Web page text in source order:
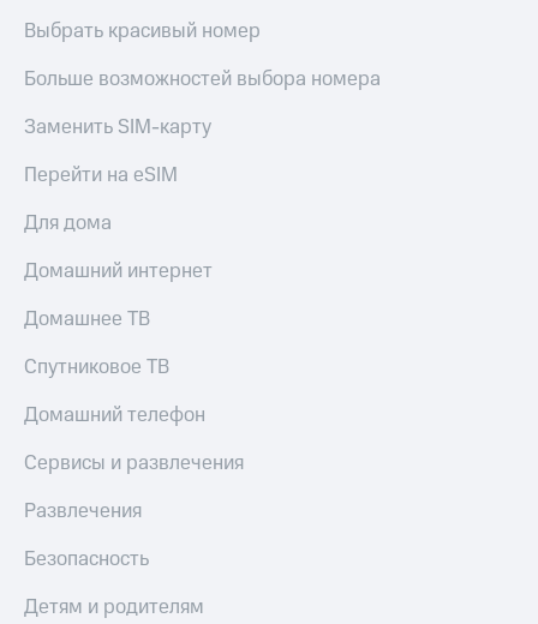
Выбрать красивый номер
Больше возможностей выбора номера
Заменить SIM-карту
Перейти на eSIM
Для дома
Домашний интернет
Домашнее ТВ
Спутниковое ТВ
Домашний телефон
Сервисы и развлечения
Развлечения
Безопасность
Детям и родителям